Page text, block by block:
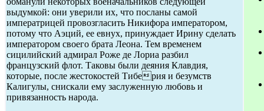
выдумкой: они уверили их, что посланы самой
императрицей провозгласить Никифора императором,
потому что Аэций, ее евнух, принуждает Ирину сделать
императором своего брата Леона. Тем временем
сицилийский адмирал Роже де Лориа разбил
французский флот. Таковы были деяния Клавдия,
которые, после жестокостей Тиберия и безумств
Калигулы, снискали ему заслуженную любовь и
привязанность народа.